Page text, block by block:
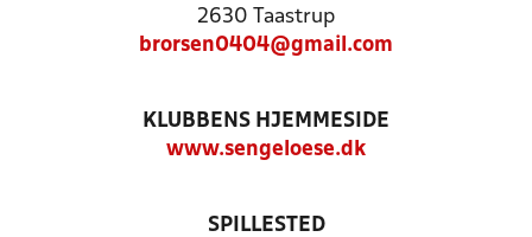
2630 Taastrup
brorsen0404@gmail.com
KLUBBENS HJEMMESIDE
www.sengeloese.dk
SPILLESTED